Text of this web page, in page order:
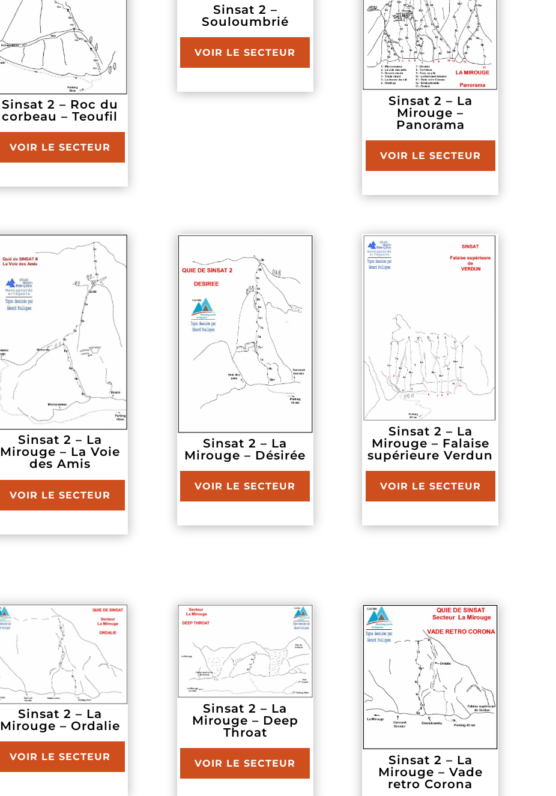
Sinsat 2 – Roc du
corbeau – Teoufil
VOIR LE SECTEUR
Sinsat 2 –
Souloumbrié
VOIR LE SECTEUR
Sinsat 2 – La
Mirouge –
Panorama
VOIR LE SECTEUR
Sinsat 2 – La
Mirouge – La Voie
des Amis
VOIR LE SECTEUR
Sinsat 2 – La
Mirouge – Désirée
VOIR LE SECTEUR
Sinsat 2 – La
Mirouge – Falaise
supérieure Verdun
VOIR LE SECTEUR
Sinsat 2 – La
Mirouge – Ordalie
VOIR LE SECTEUR
Sinsat 2 – La
Mirouge – Deep
Throat
VOIR LE SECTEUR
Sinsat 2 – La
Mirouge – Vade
retro Corona